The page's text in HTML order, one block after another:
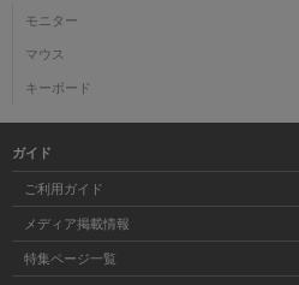
モニター
マウス
キーボード
ガイド
ご利用ガイド
メディア掲載情報
特集ページ一覧